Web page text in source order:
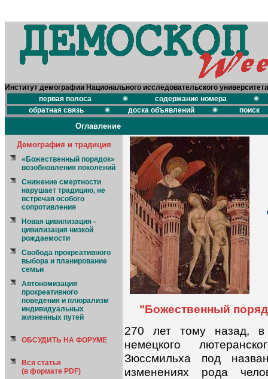
Институт демографии Национального исследовательского
первая полоса
содержание номера
обратная связь
доска объявлений поиск
Оглавление
Демография и традиция
«Божественный порядок»
возобновления поколений
Снижение смертности
нарушает традицию, не
встречая особого
сопротивления
Новая цивилизация -
цивилизация низкой
рождаемости
Свобода прокреативного
выбора и планирование
семьи
Автономизация
прокреативного
поведения и плюрализм
индивидуальных
жизненных путей
ОБСУДИТЬ НА ФОРУМЕ
Вся статья
(в формате PDF)
"Божественный
270 лет тому назад, в
немецкого
Зюссмильха под
изменениях рода